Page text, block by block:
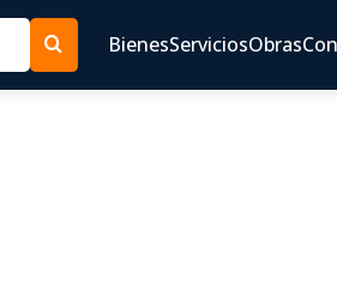
BienesServiciosObras